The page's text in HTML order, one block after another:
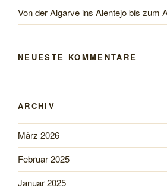
Von der Algarve ins Alentejo bis zum
NEUESTE KOMMENTARE
ARCHIV
März 2026
Februar 2025
Januar 2025